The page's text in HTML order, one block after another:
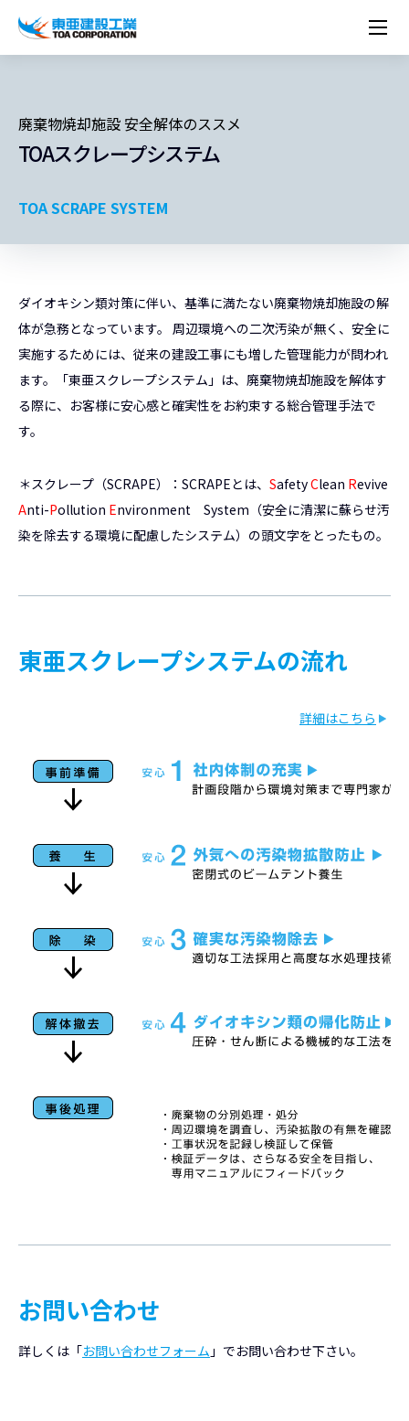
トップメッセージ
労働安全衛生・環境・品質方針
組織図
ネットワーク
沿革
東亜坊や
関連書籍
東亜の歩み ～From 1908 to 2008～
トップメッセージ
中期経営計画資料
IRニュース
最新IR資料
IRカレンダー
シェアードリサーチレポート
経営方針
IRライブラリー
IRイベント
ESGに関する外部評価
施設・用途別
国内から探す
現場レポート
サステナビリティ
トップメッセージ
重要課題とKPI
DX戦略
ESGデータ
環境行動規範
カーボンニュートラルへの取組み
生物多様性
水資源
人権の尊重
健康経営
労働安全衛生
サプライチェーン・マネジメント
マルチステークホルダー方針
コーポレートガバナンス
リスクマネジメント
情報セキュリティ
知的財産基本方針
社会貢献活動
技術とサービス
施設・用途から探す
土木技術一覧
海の相談室
お問い合わせ
廃棄物焼却施設 安全解体のススメ
TOAスクレープシステム
TOA SCRAPE SYSTEM
ダイオキシン類対策に伴い、基準に満たない廃棄物焼却施設の解
体が急務となっています。 周辺環境への二次汚染が無く、安全に
実施するためには、従来の建設工事にも増した管理能力が問われ
ます。「東亜スクレープシステム」は、廃棄物焼却施設を解体す
る際に、お客様に安心感と確実性をお約束する総合管理手法で
す。
＊スクレープ（SCRAPE）：SCRAPEとは、 SafetyClean Revive
Anti-Pollution Environment System（安全に清潔に蘇らせ汚
染を除去する環境に配慮したシステム）の頭文字をとったもの。
東亜スクレープシステムの流れ
詳細はこちら
お問い合わせ
詳しくは「お問い合わせフォーム 」でお問い合わせ下さい。